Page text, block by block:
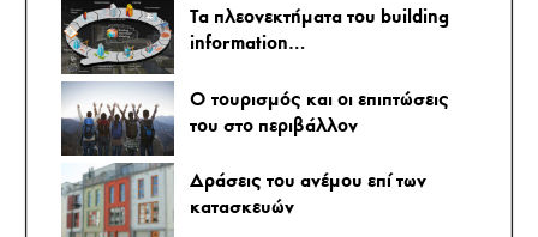
Τα πλεονεκτήματα του building
information…
O τουρισμός και οι επιπτώσεις
του στο περιβάλλον
Δράσεις του ανέμου επί των
κατασκευών